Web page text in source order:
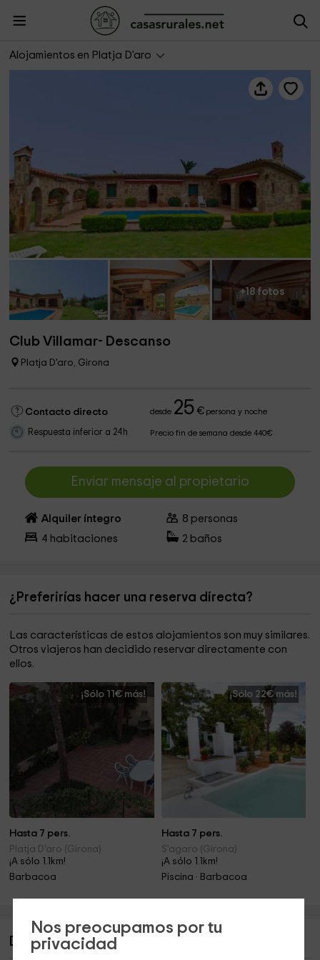
Nos preocupamos por tu
privacidad
Alojamientos en Platja D'aro
Club Villamar- Descanso
+18 fotos
Club Villamar- Descanso
Platja D'aro, Girona
Contacto directo desde 25 €persona y noche
Respuesta inferior a 24h Precio fin de semana desde 440€
Enviar mensaje al propietario
Alquiler íntegro 8 personas
4 habitaciones 2 baños
¿Preferirías hacer una reserva directa?
Las características de estos alojamientos son muy similares.
Otros viajeros han decidido reservar directamente con
ellos.
¡Sólo 11€ más!
Hasta 7 pers.
Platja D'aro (Girona)
¡A sólo 1.1km!
Barbacoa
¡Sólo 22€ más!
Hasta 7 pers.
S'agaro (Girona)
¡A sólo 1.1km!
Piscina · Barbacoa
Descripción de Club Villamar- Descanso